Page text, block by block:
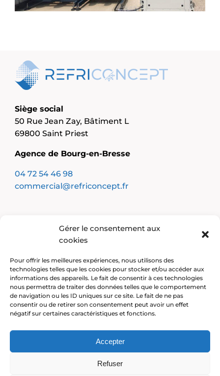
Gérer le consentement aux
cookies
Pour offrir les meilleures expériences, nous utilisons des
technologies telles que les cookies pour stocker et/ou accéder aux
informations des appareils. Le fait de consentir à ces technologies
nous permettra de traiter des données telles que le comportement
de navigation ou les ID uniques sur ce site. Le fait de ne pas
consentir ou de retirer son consentement peut avoir un effet
négatif sur certaines caractéristiques et fonctions.
Accepter
Refuser
Siège social
50 Rue Jean Zay, Bâtiment L
69800 Saint Priest
Agence de Bourg-en-Bresse
04 72 54 46 98
commercial@refriconcept.fr
Froid industriel
Climatisation
Résidentiel
Traitement de l’air
Maintenance préventive
Maintenance curative
Nos installations